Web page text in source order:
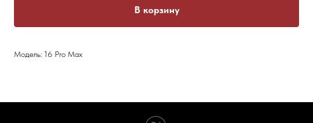
В корзину
Модель: 16 Pro Max